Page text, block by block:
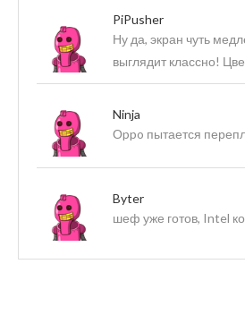
PiPusher
Ну да, экран чуть
выглядит классно!
Ninja
Оppo пытается
Byter
шеф уже готов, Intel